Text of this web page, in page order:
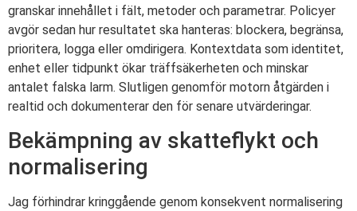
granskar innehållet i fält, metoder och parametrar. Policyer
avgör sedan hur resultatet ska hanteras: blockera, begränsa,
prioritera, logga eller omdirigera. Kontextdata som identitet,
enhet eller tidpunkt ökar träffsäkerheten och minskar
antalet falska larm. Slutligen genomför motorn åtgärden i
realtid och dokumenterar den för senare utvärderingar.
Bekämpning av skatteflykt och
normalisering
Jag förhindrar kringgående genom konsekvent normalisering